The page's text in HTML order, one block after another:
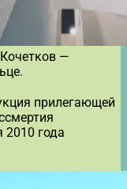
—
прилегающей
года